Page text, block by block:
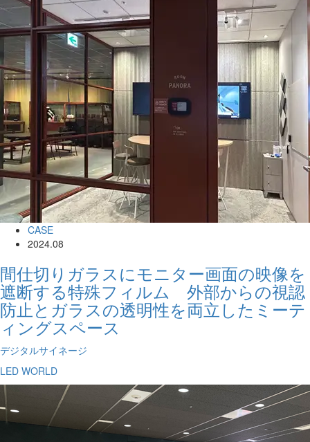
CASE
2024.08
間仕切りガラスにモニター画面の映像を
遮断する特殊フィルム 外部からの視認
防止とガラスの透明性を両立したミーテ
ィングスペース
デジタルサイネージ
LED WORLD